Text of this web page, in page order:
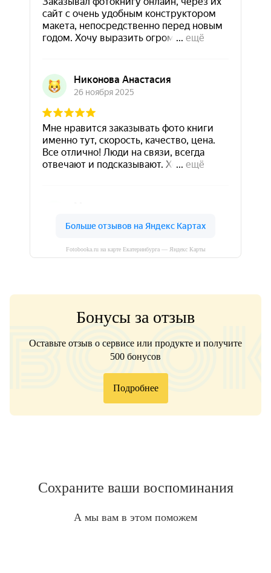
Fotobooka.ru на карте Екатеринбурга — Яндекс Карты
Бонусы за отзыв
Оставьте отзыв о сервисе или продукте и получите
500 бонусов
Подробнее
Сохраните ваши воспоминания
А мы вам в этом поможем